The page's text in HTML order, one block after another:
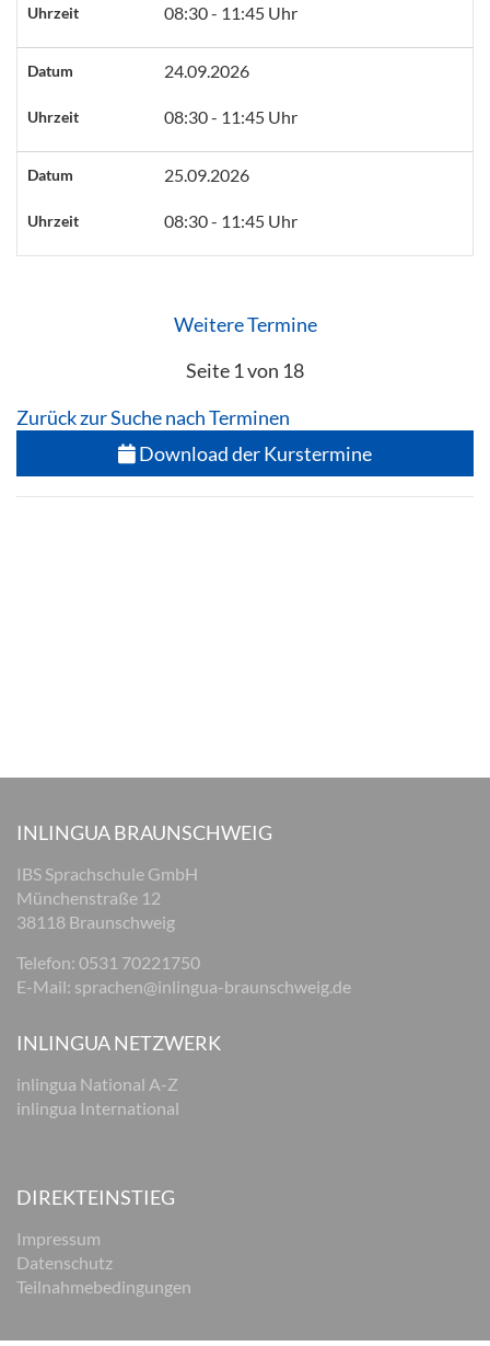
Uhrzeit 08:30 - 11:45 Uhr
Datum 24.09.2026
Uhrzeit 08:30 - 11:45 Uhr
Datum 25.09.2026
Uhrzeit 08:30 - 11:45 Uhr
Weitere Termine
Seite 1 von 18
Zurück zur Suche nach Terminen
Download der Kurstermine
INLINGUA BRAUNSCHWEIG
IBS Sprachschule GmbH
Münchenstraße 12
38118 Braunschweig
Telefon: 0531 70221750
E-Mail: sprachen@inlingua-braunschweig.de
INLINGUA NETZWERK
inlingua National A-Z
inlingua International
DIREKTEINSTIEG
Impressum
Datenschutz
Teilnahmebedingungen